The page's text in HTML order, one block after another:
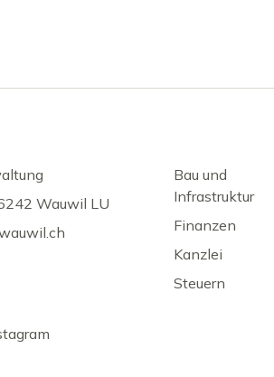
Wauwil LU
Bau und
Infrastruktur
Finanzen
Kanzlei
Steuern